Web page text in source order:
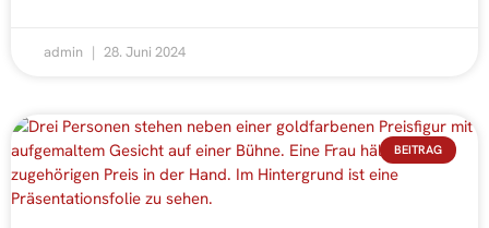
admin 28. Juni 2024
BEITRAG